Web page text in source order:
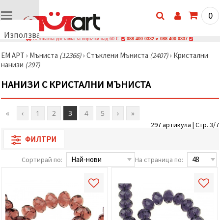
Използваме
🍪
Използваме
и подобни
технологии,
за да
осигурим
правилната
работа на
подобрим
твоето
и, с твое
съгласие,
трафика и
да
показваме
по-
0
Безплатна доставка за поръчки над 60 € 088 400 0332 и 088 400 0337
ЕМ АРТ › Мъниста (12366)› Стъклени Мъниста (2407)› Кристални
нанизи (297)
НАНИЗИ С КРИСТАЛНИ МЪНИСТА
« ‹ 1 2 3 4 5 › »
297 артикула | Стр. 3/7
ФИЛТРИ
Сортирай по: На страница по: